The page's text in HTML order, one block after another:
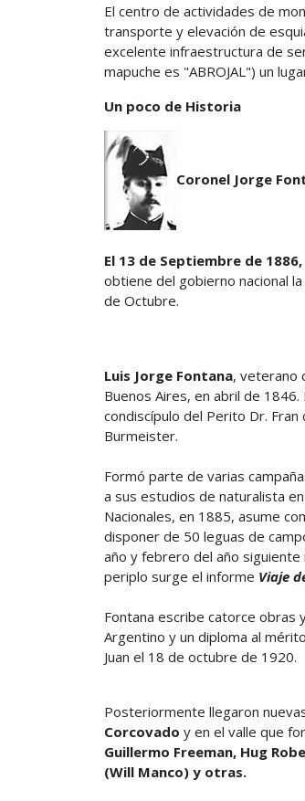
El centro de actividades de
transporte y elevación de
excelente infraestructura de
mapuche es "ABROJAL") un
Un poco de Historia
Coronel Jorge
El 13 de Septiembre de
obtiene del gobierno nacional
de Octubre.
Luis Jorge Fontana, veterano
Buenos Aires, en abril de
condiscípulo del Perito Dr.
Burmeister.
Formó parte de varias
a sus estudios de naturalista
Nacionales, en 1885, asume
disponer de 50 leguas de
año y febrero del año
periplo surge el informe Viaje
Fontana escribe catorce
Argentino y un diploma al
Juan el 18 de octubre de 1920.
Posteriormente llegaron
Corcovado y en el valle que
Guillermo Freeman, Hug
(Will Manco) y otras.